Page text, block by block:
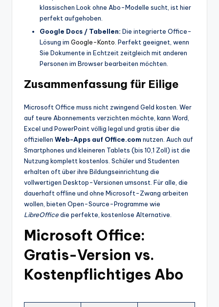
klassischen Look ohne Abo-Modelle sucht, ist hier
perfekt aufgehoben.
Google Docs / Tabellen: Die integrierte Office-
Lösung im Google-Konto . Perfekt geeignet, wenn
Sie Dokumente in Echtzeit zeitgleich mit anderen
Personen im Browser bearbeiten möchten.
Zusammenfassung für Eilige
Microsoft Office muss nicht zwingend Geld kosten. Wer
auf teure Abonnements verzichten möchte, kann Word,
Excel und PowerPoint völlig legal und gratis über die
offiziellen Web-Apps auf Office.com nutzen. Auch auf
Smartphones und kleineren Tablets (bis 10,1 Zoll) ist die
Nutzung komplett kostenlos. Schüler und Studenten
erhalten oft über ihre Bildungseinrichtung die
vollwertigen Desktop-Versionen umsonst. Für alle, die
dauerhaft offline und ohne Microsoft-Zwang arbeiten
wollen, bieten Open-Source-Programme wie
LibreOfficedie perfekte, kostenlose Alternative.
Microsoft Office:
Gratis-Version vs.
Kostenpflichtiges Abo